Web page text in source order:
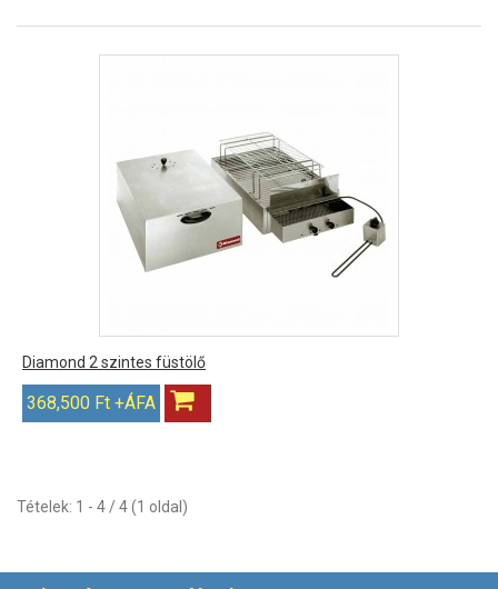
Diamond 2 szintes füstölő
368,500 Ft +ÁFA
Tételek: 1 - 4 / 4 (1 oldal)